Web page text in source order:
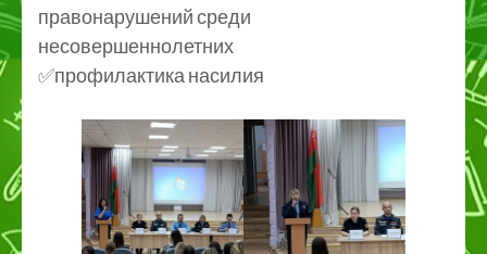
правонарушений среди
несовершеннолетних
✅профилактика насилия